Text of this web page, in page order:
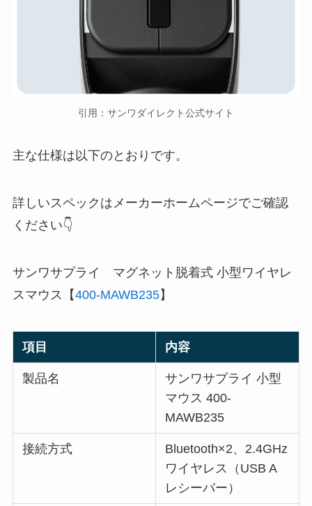
引用：サンワダイレクト公式サイト
主な仕様は以下のとおりです。
詳しいスペックはメーカーホームページでご確認
ください👇️
サンワサプライ マグネット脱着式 小型ワイヤレ
スマウス【400-MAWB235】
項目 内容
製品名
サンワサプライ 小型
マウス 400-
MAWB235
接続方式
Bluetooth×2、2.4GHz
ワイヤレス（USB A
レシーバー）